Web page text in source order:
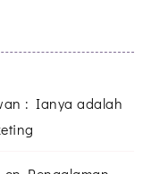
: Ianya adalah